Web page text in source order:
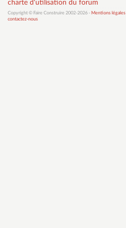
charte d'utilisation du forum
Copyright © Faire Construire 2002-2026 - Mentions légales
contactez-nous